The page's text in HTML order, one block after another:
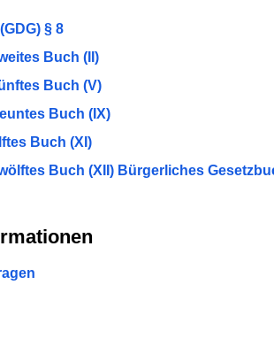
§ 8
Buch (II)
Buch (V)
Buch (IX)
Buch (XI)
Buch (XII) Bürgerliches